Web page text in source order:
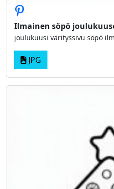
Ilmainen söpö
joulukuusi värityssivu söpö
JPG